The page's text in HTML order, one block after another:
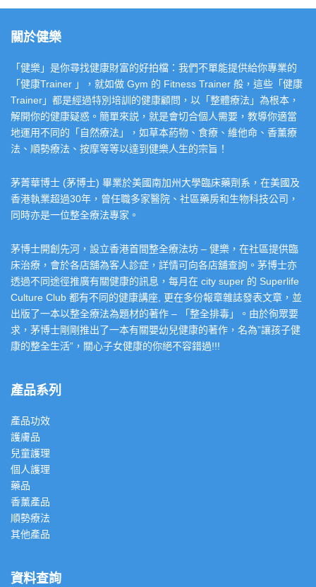
關於健樂
「健樂」是你尋找健康財富的好拍檔：我們不單能提供給你專業的
「健康Trainer 」，就如做 Gym 的 Fitness Trainer 般，這些「健康
Trainer」都是經過特別培訓的健康顧問，以「整體療法」為根本，
解開你的健康疑惑。簡單來説，就是會切合個人需要，教導你適當
地運用不同的「自然療法」，如草本葯物、食療、維他命、香薰療
法、順勢療法、按摩等等以達到健樂人生的宗旨！
茅菁華博士 (茅博士) 畢業於美國南加州大學臨床藥劑系，在美國及
香港執業超過30年，曾任職多家醫院、社區藥房和生物科技公司，
同時亦是一位整全療法專家。
茅博士開創先河，設立香港首間整全療法坊 – 健樂，在社區提供臨
床治療，會於各店舖為客人診症，詳情可向各店舖查詢。茅博士亦
透過不同途徑推廣有關健康的訊息，每月在 city super 的 Superlife
Culture Club 都有不同的健康講座, 更在多份報章雜誌發表文章，並
出版了一本以整全療法為題材的著作 – 「整全排毒」。由於徇眾要
求，茅博士剛剛推出了一本有關嬰幼兒健康的著作，名為”讓孩子健
康的整全生活”，關心子女健康的你絕不容錯過!!!
產品系列
產品功效
護膚品
兒童護理
個人護理
藥品
香薰產品
順勢療法
其他產品
資料查詢